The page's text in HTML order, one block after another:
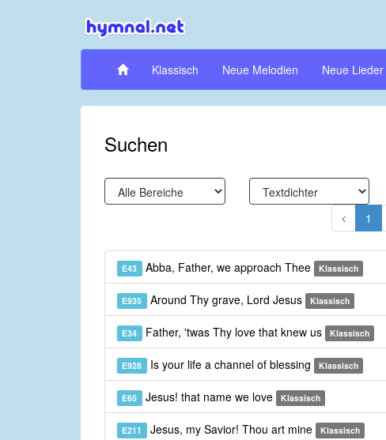
Klassisch Neue Melodien Neue Lieder
Suchen
1
E43 Abba, Father, we approach Thee Klassisch
E935 Around Thy grave, Lord Jesus Klassisch
E34 Father, 'twas Thy love that knew us Klassisch
E928 Is your life a channel of blessing Klassisch
E65 Jesus! that name we love Klassisch
E211 Jesus, my Savior! Thou art mine Klassisch